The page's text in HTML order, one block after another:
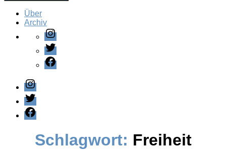
Über
Archiv
Instagram
Twitter
Facebook
Instagram
Twitter
Facebook
Schlagwort: Freiheit